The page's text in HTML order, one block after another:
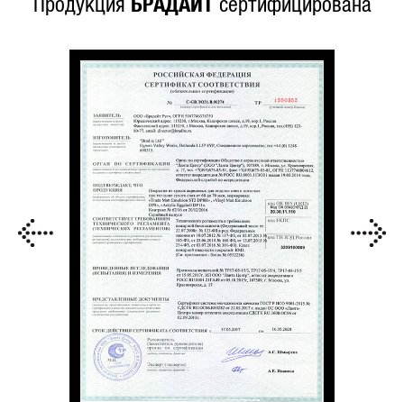
Продукция БРАДАЙТсертифицирована